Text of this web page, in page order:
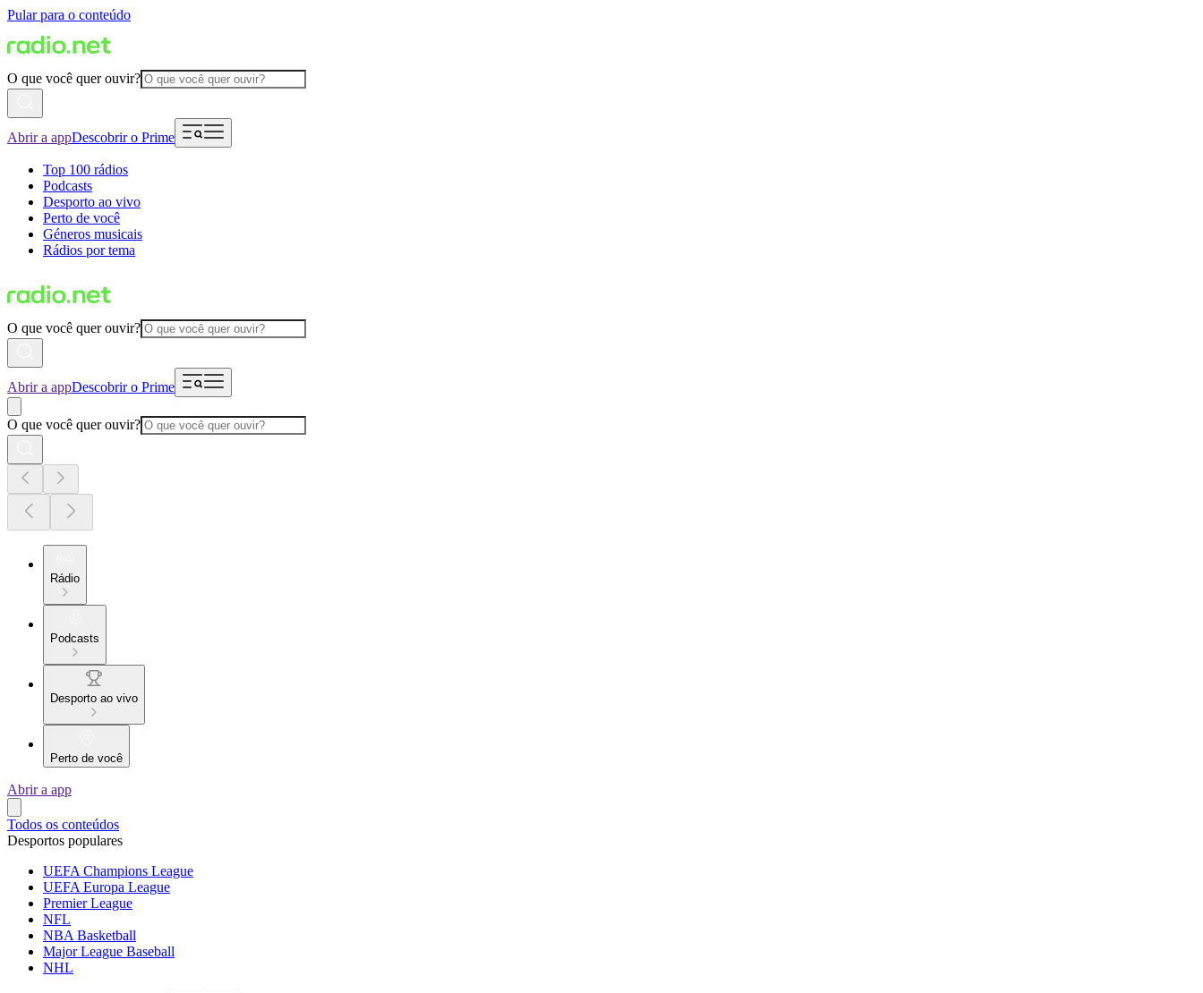
Pular para o conteúdo
O que você quer ouvir?
Abrir a appDescobrir o Prime
Top 100 rádios
Podcasts
Desporto ao vivo
Perto de você
Géneros musicais
Rádios por tema
O que você quer ouvir?
Abrir a appDescobrir o Prime
O que você quer ouvir?
Rádio
Podcasts
Desporto ao vivo
Perto de você
Abrir a app
Todos os conteúdos
Desportos populares
UEFA Champions League
UEFA Europa League
Premier League
NFL
NBA Basketball
Major League Baseball
NHL